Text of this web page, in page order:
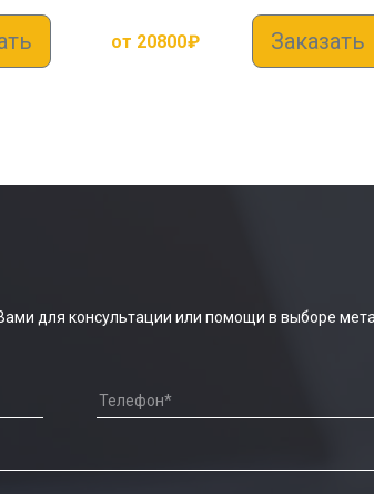
от 20800₽ Заказать
для консультации или помощи в выборе